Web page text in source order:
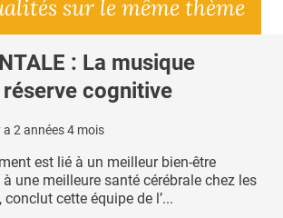
sur le même thème
: La musique
cognitive
a 2 années 4 mois
est lié à un meilleur bien-être
une meilleure santé cérébrale chez les
cette équipe de l’...